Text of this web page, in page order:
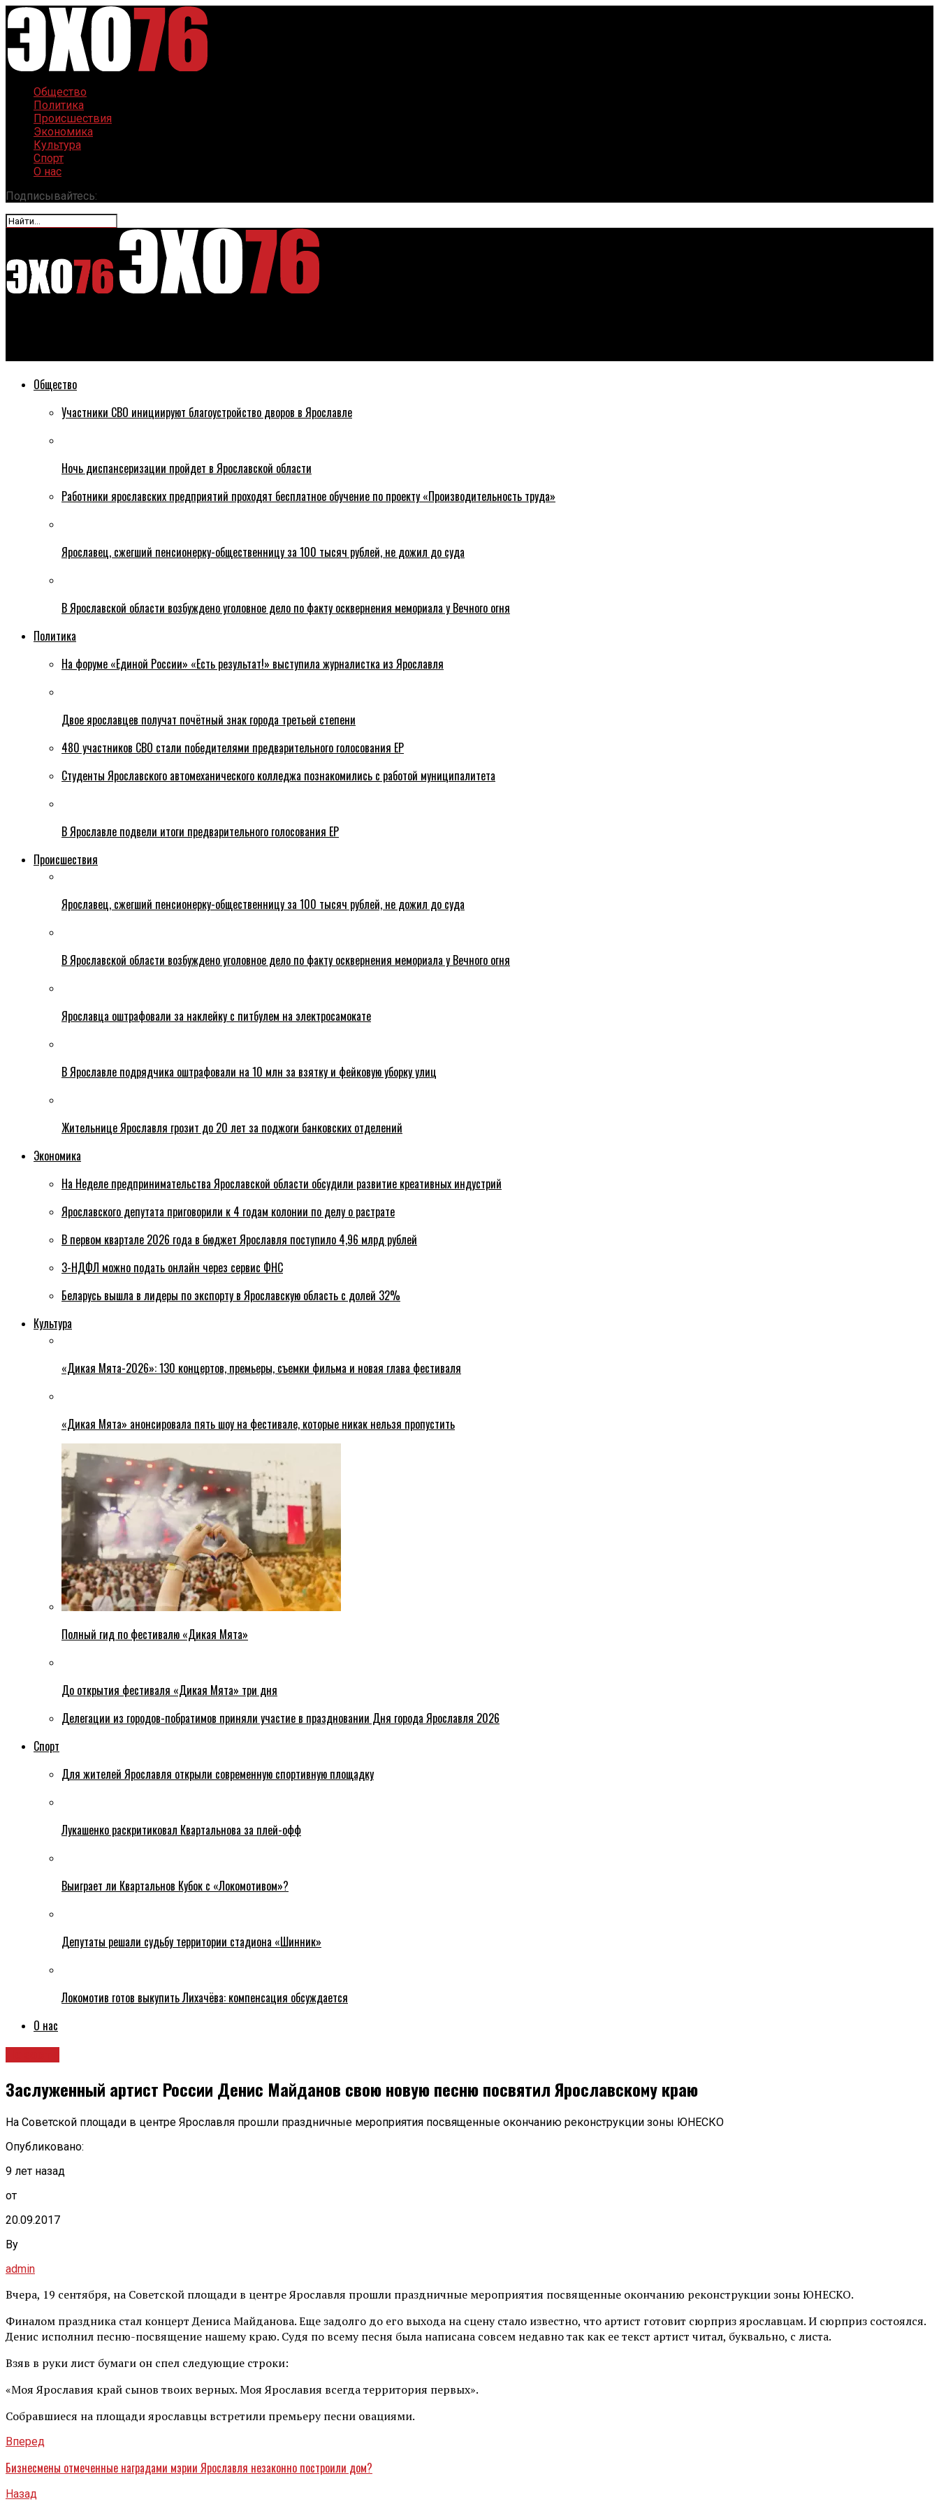
Общество
Политика
Происшествия
Экономика
Культура
Спорт
О нас
Подписывайтесь:
Общество
Участники СВО инициируют благоустройство дворов в Ярославле
Ночь диспансеризации пройдет в Ярославской области
Работники ярославских предприятий проходят бесплатное обучение по проекту «Производительность труда»
Ярославец, сжегший пенсионерку-общественницу за 100 тысяч рублей, не дожил до суда
В Ярославской области возбуждено уголовное дело по факту осквернения мемориала у Вечного огня
Политика
На форуме «Единой России» «Есть результат!» выступила журналистка из Ярославля
Двое ярославцев получат почётный знак города третьей степени
480 участников СВО стали победителями предварительного голосования ЕР
Студенты Ярославского автомеханического колледжа познакомились с работой муниципалитета
В Ярославле подвели итоги предварительного голосования ЕР
Происшествия
Ярославец, сжегший пенсионерку-общественницу за 100 тысяч рублей, не дожил до суда
В Ярославской области возбуждено уголовное дело по факту осквернения мемориала у Вечного огня
Ярославца оштрафовали за наклейку с питбулем на электросамокате
В Ярославле подрядчика оштрафовали на 10 млн за взятку и фейковую уборку улиц
Жительнице Ярославля грозит до 20 лет за поджоги банковских отделений
Экономика
На Неделе предпринимательства Ярославской области обсудили развитие креативных индустрий
Ярославского депутата приговорили к 4 годам колонии по делу о растрате
В первом квартале 2026 года в бюджет Ярославля поступило 4,96 млрд рублей
3-НДФЛ можно подать онлайн через сервис ФНС
Беларусь вышла в лидеры по экспорту в Ярославскую область с долей 32%
Культура
«Дикая Мята-2026»: 130 концертов, премьеры, съемки фильма и новая глава фестиваля
«Дикая Мята» анонсировала пять шоу на фестивале, которые никак нельзя пропустить
Полный гид по фестивалю «Дикая Мята»
До открытия фестиваля «Дикая Мята» три дня
Делегации из городов-побратимов приняли участие в праздновании Дня города Ярославля 2026
Спорт
Для жителей Ярославля открыли современную спортивную площадку
Лукашенко раскритиковал Квартальнова за плей-офф
Выиграет ли Квартальнов Кубок с «Локомотивом»?
Депутаты решали судьбу территории стадиона «Шинник»
Локомотив готов выкупить Лихачёва: компенсация обсуждается
О нас
Заслуженный артист России Денис Майданов свою новую песню посвятил Ярославскому краю
На Советской площади в центре Ярославля прошли праздничные мероприятия посвященные окончанию реконструкции зоны ЮНЕСКО
Опубликовано:
9 лет назад
от
20.09.2017
By
admin
Вчера, 19 сентября, на Советской площади в центре Ярославля прошли праздничные мероприятия посвященные окончанию реконструкции зоны ЮНЕСКО.
Финалом праздника стал концерт Дениса Майданова. Еще задолго до его выхода на сцену стало известно, что артист готовит сюрприз ярославцам. И сюрприз состоялся.
Денис исполнил песню-посвящение нашему краю. Судя по всему песня была написана совсем недавно так как ее текст артист читал, буквально, с листа.
Взяв в руки лист бумаги он спел следующие строки:
«Моя Ярославия край сынов твоих верных. Моя Ярославия всегда территория первых».
Собравшиеся на площади ярославцы встретили премьеру песни овациями.
Вперед
Бизнесмены отмеченные наградами мэрии Ярославля незаконно построили дом?
Назад